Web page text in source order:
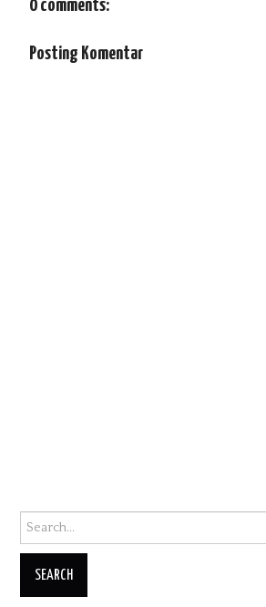
0 comments:
Posting Komentar
Search for: